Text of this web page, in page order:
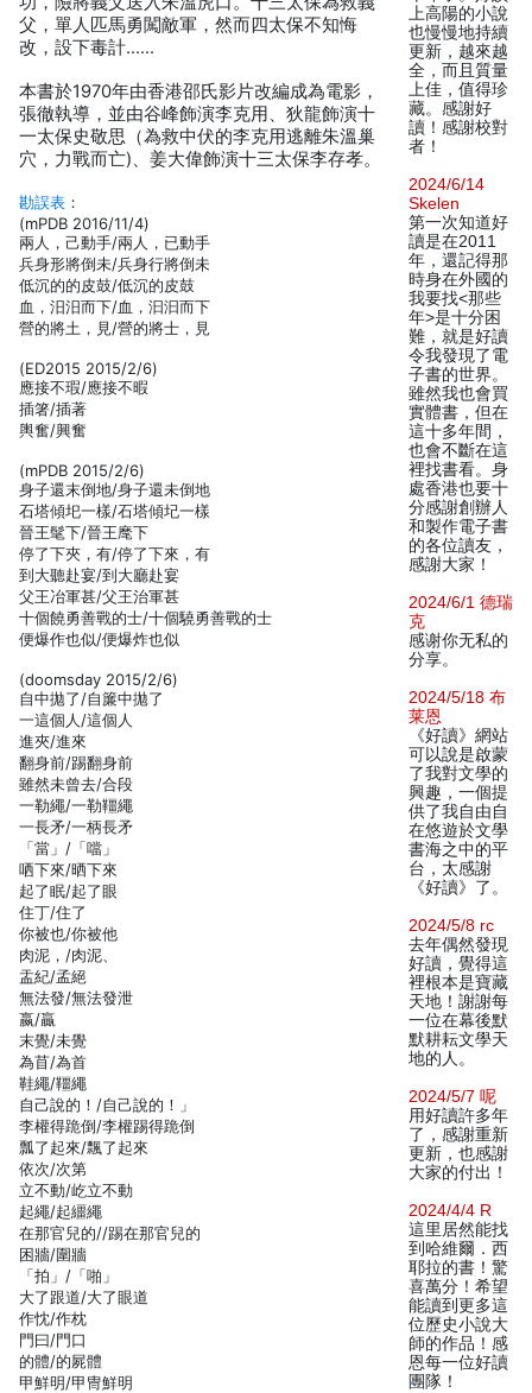
父，單人匹馬勇闖敵軍，然而四太保不知悔
改，設下毒計……
本書於1970年由香港邵氏影片改編成為電影，
張徹執導，並由谷峰飾演李克用、狄龍飾演十
一太保史敬思（為救中伏的李克用逃離朱溫巢
穴，力戰而亡)、姜大偉飾演十三太保李存孝。
勘誤表 ：
(mPDB 2016/11/4)
兩人，己動手/兩人，已動手
兵身形將倒未/兵身行將倒未
低沉的的皮鼓/低沉的皮鼓
血，汨汨而下/血，汩汩而下
營的將土，見/營的將士，見
(ED2015 2015/2/6)
應接不瑕/應接不暇
插箸/插著
輿奮/興奮
(mPDB 2015/2/6)
身子還末倒地/身子還未倒地
石塔傾圯一樣/石塔傾圮一樣
晉王髦下/晉王麾下
停了下夾，有/停了下來，有
到大聽赴宴/到大廳赴宴
父王冶軍甚/父王治軍甚
十個饒勇善戰的士/十個驍勇善戰的士
便爆作也似/便爆炸也似
(doomsday 2015/2/6)
自中拋了/自簾中拋了
一這個人/這個人
進夾/進來
翻身前/踢翻身前
雖然未曾去/合段
一勒繩/一勒韁繩
一長矛/一柄長矛
「當」/「噹」
哂下來/晒下來
起了眠/起了眼
住丁/住了
你被也/你被他
肉泥，/肉泥、
盂紀/孟絕
無法發/無法發泄
嬴/贏
末覺/未覺
為苜/為首
鞋繩/韁繩
自己說的！/自己說的！」
李權得跪倒/李權踢得跪倒
瓢了起來/飄了起來
依次/次第
立不動/屹立不動
起繩/起繮繩
在那官兒的//踢在那官兒的
困牆/圍牆
「拍」/「啪」
大了跟道/大了眼道
作忱/作枕
門曰/門口
的體/的屍體
甲鮮明/甲冑鮮明
上高陽的小說
也慢慢地持續
更新，越來越
全，而且質量
上佳，值得珍
藏。感謝好
讀！感謝校對
者！
2024/6/14
Skelen
第一次知道好
讀是在2011
年，還記得那
時身在外國的
我要找<那些
年>是十分困
難，就是好讀
令我發現了電
子書的世界。
雖然我也會買
實體書，但在
這十多年間，
也會不斷在這
裡找書看。身
處香港也要十
分感謝創辦人
和製作電子書
的各位讀友，
感謝大家！
2024/6/1 德瑞
克
感谢你无私的
分享。
2024/5/18 布
莱恩
《好讀》網站
可以說是啟蒙
了我對文學的
興趣，一個提
供了我自由自
在悠遊於文學
書海之中的平
台，太感謝
《好讀》了。
2024/5/8 rc
去年偶然發現
好讀，覺得這
裡根本是寶藏
天地！謝謝每
一位在幕後默
默耕耘文學天
地的人。
2024/5/7 呢
用好讀許多年
了，感謝重新
更新，也感謝
大家的付出！
2024/4/4 R
這里居然能找
到哈維爾．西
耶拉的書！驚
喜萬分！希望
能讀到更多這
位歷史小說大
師的作品！感
恩每一位好讀
團隊！